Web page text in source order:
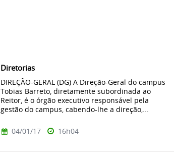
Diretorias
DIREÇÃO-GERAL (DG) A Direção-Geral do campus
Tobias Barreto, diretamente subordinada ao
Reitor, é o órgão executivo responsável pela
gestão do campus, cabendo-lhe a direção,...
04/01/17 16h04